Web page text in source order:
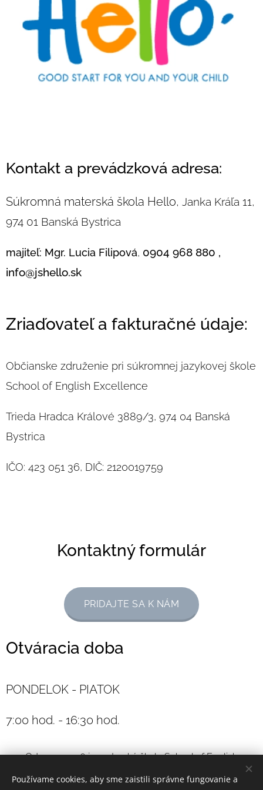
Kontakt a prevádzková adresa:
Súkromná materská škola Hello, Janka Kráľa 11,
974 01 Banská Bystrica
majiteľ: Mgr. Lucia Filipová, 0904 968 880 ,
info@jshello.sk
Zriaďovateľ a fakturačné údaje:
Občianske združenie pri súkromnej jazykovej škole
School of English Excellence
Trieda Hradca Králové 3889/3, 974 04 Banská
Bystrica
IČO: 423 051 36, DIČ: 2120019759
Kontaktný formulár
PRIDAJTE SA K NÁM
Otváracia doba
PONDELOK - PIATOK
7:00 hod. - 16:30 hod.
Od 01.09.2016 je materská škola School of English
Excellence, Janka Kráľa 11, Banská Bystrica zaradená do
Používame cookies, aby sme zaistili správne fungovanie a